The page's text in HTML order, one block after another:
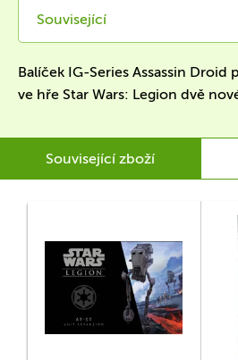
Související
Balíček IG-Series Assassin Droid
ve hře Star Wars: Legion dvě
Související zboží